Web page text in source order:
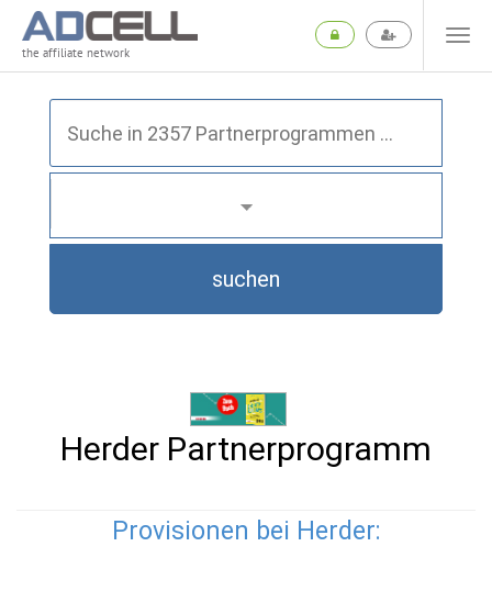
the affiliate network
suchen
Herder Partnerprogramm
Provisionen bei Herder: